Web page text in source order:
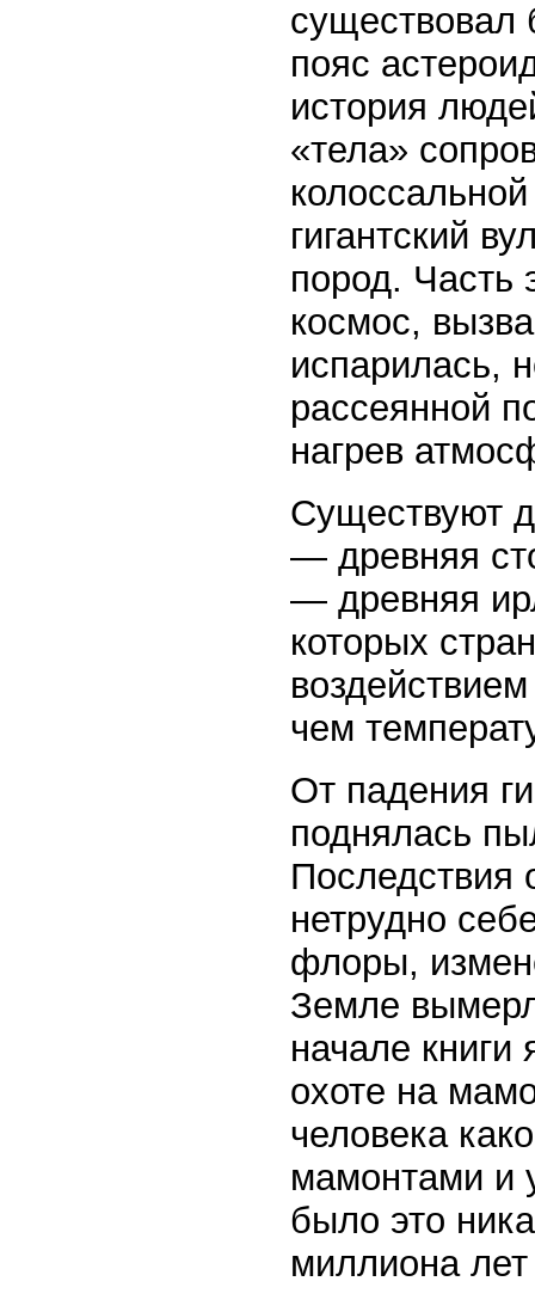
существовал
пояс
история
«тела»
гигантский
пород. Часть
космос,
испарилась,
рассеянной
нагрев
Существуют
— древняя
— древняя
которых
чем
От падения
поднялась
Последствия
нетрудно
флоры,
Земле
начале книги
охоте на
человека
мамонтами и
было это
миллиона